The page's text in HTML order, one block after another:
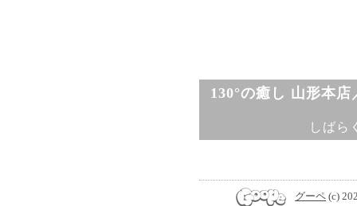
130°の癒し 山形本
しばら
グーペ (c)